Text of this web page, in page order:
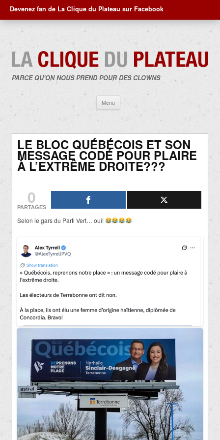
Devenez fan de La Clique du Plateau sur Facebook
PARCE QU'ON NOUS PREND POUR DES CLOWNS
Menu
contenu
LE BLOC QUÉBÉCOIS ET SON
MESSAGE CODÉ POUR PLAIRE
À L’EXTRÊME DROITE???
0
PARTAGES
Selon le gars du Parti Vert… oui!